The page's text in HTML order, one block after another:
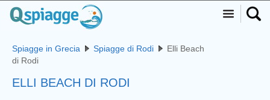
Spiagge in Grecia Spiagge di Rodi
Elli Beach
di Rodi
ELLI BEACH DI RODI